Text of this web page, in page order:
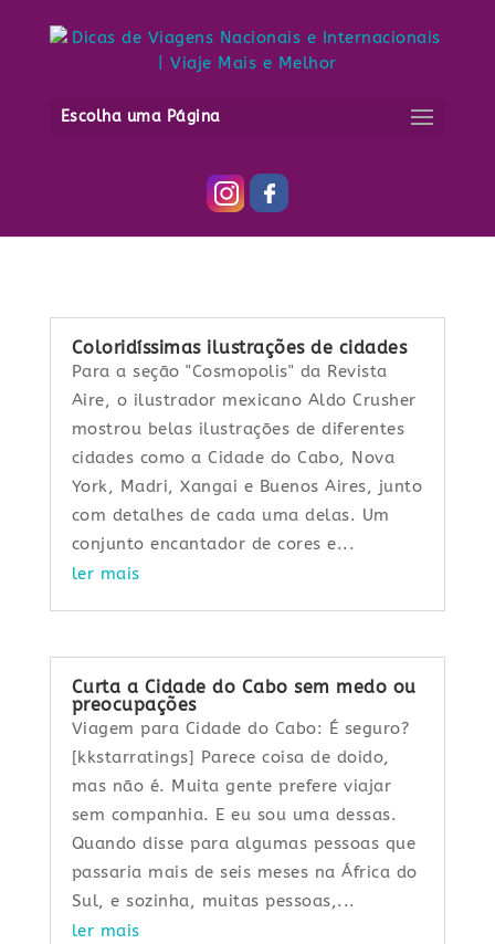
Escolha uma Página
África do Sul –
Cidade do Cabo
Coloridíssimas ilustrações de cidades
Para a seção "Cosmopolis" da Revista
Aire, o ilustrador mexicano Aldo Crusher
mostrou belas ilustrações de diferentes
cidades como a Cidade do Cabo, Nova
York, Madri, Xangai e Buenos Aires, junto
com detalhes de cada uma delas. Um
conjunto encantador de cores e...
ler mais
Curta a Cidade do Cabo sem medo ou
preocupações
Viagem para Cidade do Cabo: É seguro?
[kkstarratings] Parece coisa de doido,
mas não é. Muita gente prefere viajar
sem companhia. E eu sou uma dessas.
Quando disse para algumas pessoas que
passaria mais de seis meses na África do
Sul, e sozinha, muitas pessoas,...
ler mais